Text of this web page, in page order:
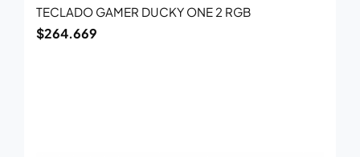
TECLADO GAMER DUCKY ONE 2 RGB
$264.669